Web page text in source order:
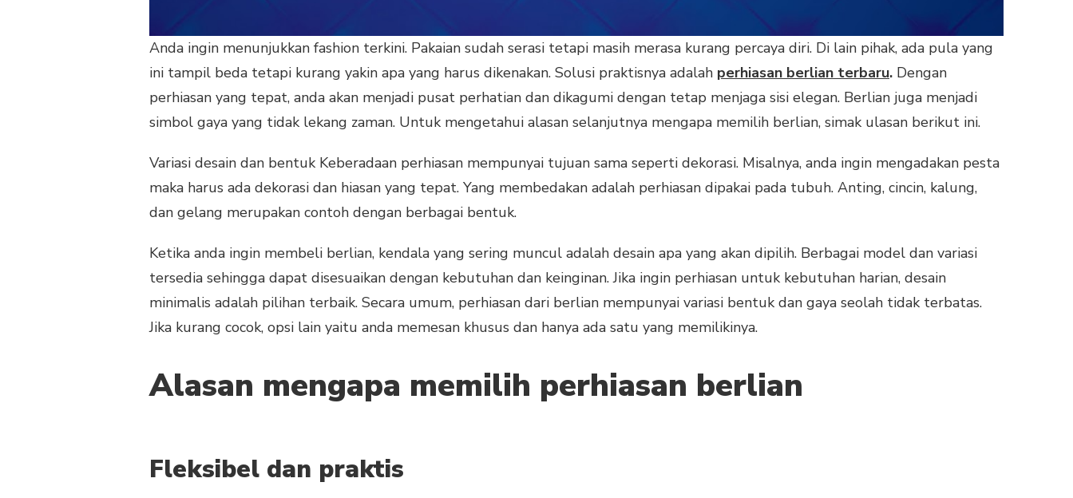
Anda ingin menunjukkan fashion terkini. Pakaian sudah serasi tetapi masih merasa kurang percaya diri. Di lain pihak, ada pula yang
ini tampil beda tetapi kurang yakin apa yang harus dikenakan. Solusi praktisnya adalah perhiasan berlian terbaru. Dengan
perhiasan yang tepat, anda akan menjadi pusat perhatian dan dikagumi dengan tetap menjaga sisi elegan. Berlian juga menjadi
simbol gaya yang tidak lekang zaman. Untuk mengetahui alasan selanjutnya mengapa memilih berlian, simak ulasan berikut ini.
Variasi desain dan bentuk Keberadaan perhiasan mempunyai tujuan sama seperti dekorasi. Misalnya, anda ingin mengadakan pesta
maka harus ada dekorasi dan hiasan yang tepat. Yang membedakan adalah perhiasan dipakai pada tubuh. Anting, cincin, kalung,
dan gelang merupakan contoh dengan berbagai bentuk.
Ketika anda ingin membeli berlian, kendala yang sering muncul adalah desain apa yang akan dipilih. Berbagai model dan variasi
tersedia sehingga dapat disesuaikan dengan kebutuhan dan keinginan. Jika ingin perhiasan untuk kebutuhan harian, desain
minimalis adalah pilihan terbaik. Secara umum, perhiasan dari berlian mempunyai variasi bentuk dan gaya seolah tidak terbatas.
Jika kurang cocok, opsi lain yaitu anda memesan khusus dan hanya ada satu yang memilikinya.
Alasan mengapa memilih perhiasan berlian
Fleksibel dan praktis